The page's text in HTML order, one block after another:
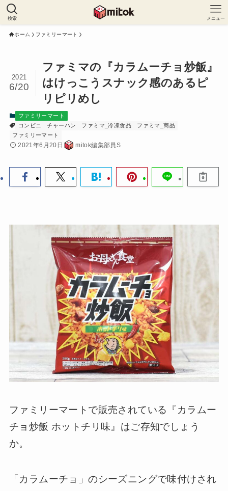
検索 メニュー
ホーム ファミリーマート
ファミマの『カラムーチョ炒飯』
はけっこうスナック感のあるピ
リピリめし
2021
6/20
ファミリーマート
コンビニ
チャーハン ファミマ_冷凍食品
ファミマ_商品
ファミリーマート
2021年6月20日 mitok編集部員S
ファミリーマートで販売されている『カラムー
チョ炒飯 ホットチリ味』はご存知でしょう
か。
「カラムーチョ」のシーズニングで味付けされ